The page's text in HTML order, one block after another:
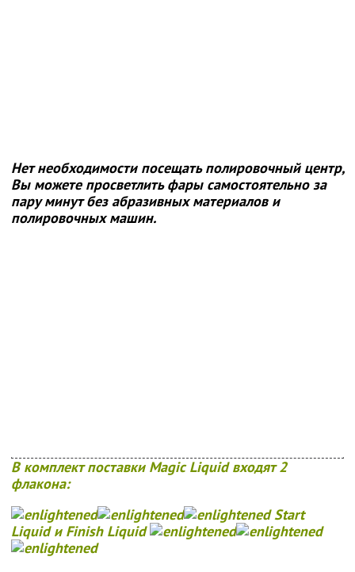
Нет необходимости посещать полировочный центр,
Вы можете просветлить фары самостоятельно за
пару минут без абразивных материалов и
полировочных машин.
В комплект поставки Magic Liquid входят 2
флакона:
Start
Liquidи Finish Liquid